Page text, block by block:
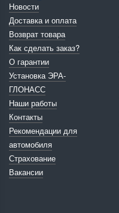
Новости
Доставка и оплата
Возврат товара
Как сделать заказ?
О гарантии
Установка ЭРА-
ГЛОНАСС
Наши работы
Контакты
Рекомендации для
автомобиля
Страхование
Вакансии